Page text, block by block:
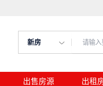
新房
出售房源 出租